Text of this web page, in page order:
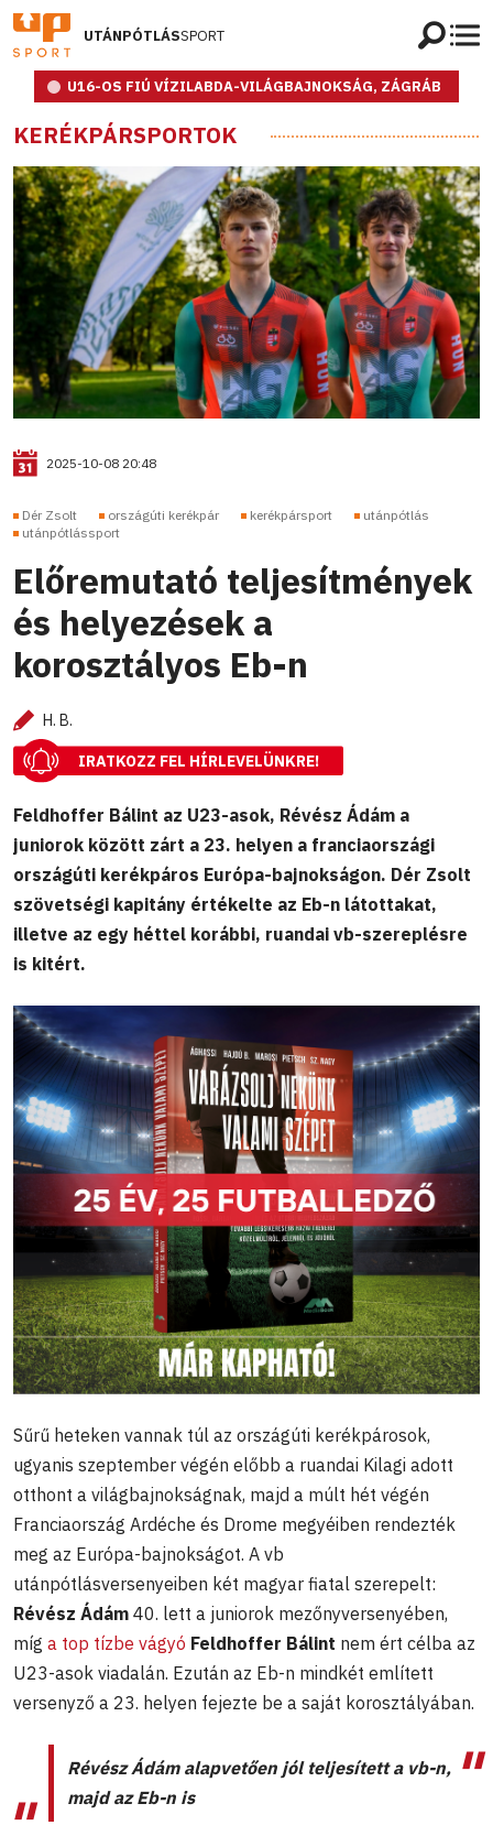
UTÁNPÓTLÁSSPORT
U16-OS FIÚ VÍZILABDA-VILÁGBAJNOKSÁG, ZÁGRÁB
KERÉKPÁRSPORTOK
2025-10-08 20:48
Dér Zsolt országúti kerékpár kerékpársport
utánpótlás
utánpótlássport
Előremutató teljesítmények
és helyezések a
korosztályos Eb-n
H. B.
IRATKOZZ FEL HÍRLEVELÜNKRE!
Feldhoffer Bálint az U23-asok, Révész Ádám a
juniorok között zárt a 23. helyen a franciaországi
országúti kerékpáros Európa-bajnokságon. Dér Zsolt
szövetségi kapitány értékelte az Eb-n látottakat,
illetve az egy héttel korábbi, ruandai vb-szereplésre
is kitért.
Sűrű heteken vannak túl az országúti kerékpárosok,
ugyanis szeptember végén előbb a ruandai Kilagi adott
otthont a világbajnokságnak, majd a múlt hét végén
Franciaország Ardéche és Drome megyéiben rendezték
meg az Európa-bajnokságot. A vb
utánpótlásversenyeiben két magyar fiatal szerepelt:
Révész Ádám 40. lett a juniorok mezőnyversenyében,
míg a top tízbe vágyó Feldhoffer Bálint nem ért célba az
U23-asok viadalán. Ezután az Eb-n mindkét említett
versenyző a 23. helyen fejezte be a saját korosztályában.
Révész Ádám alapvetően jól teljesített a vb-n,
majd az Eb-n is